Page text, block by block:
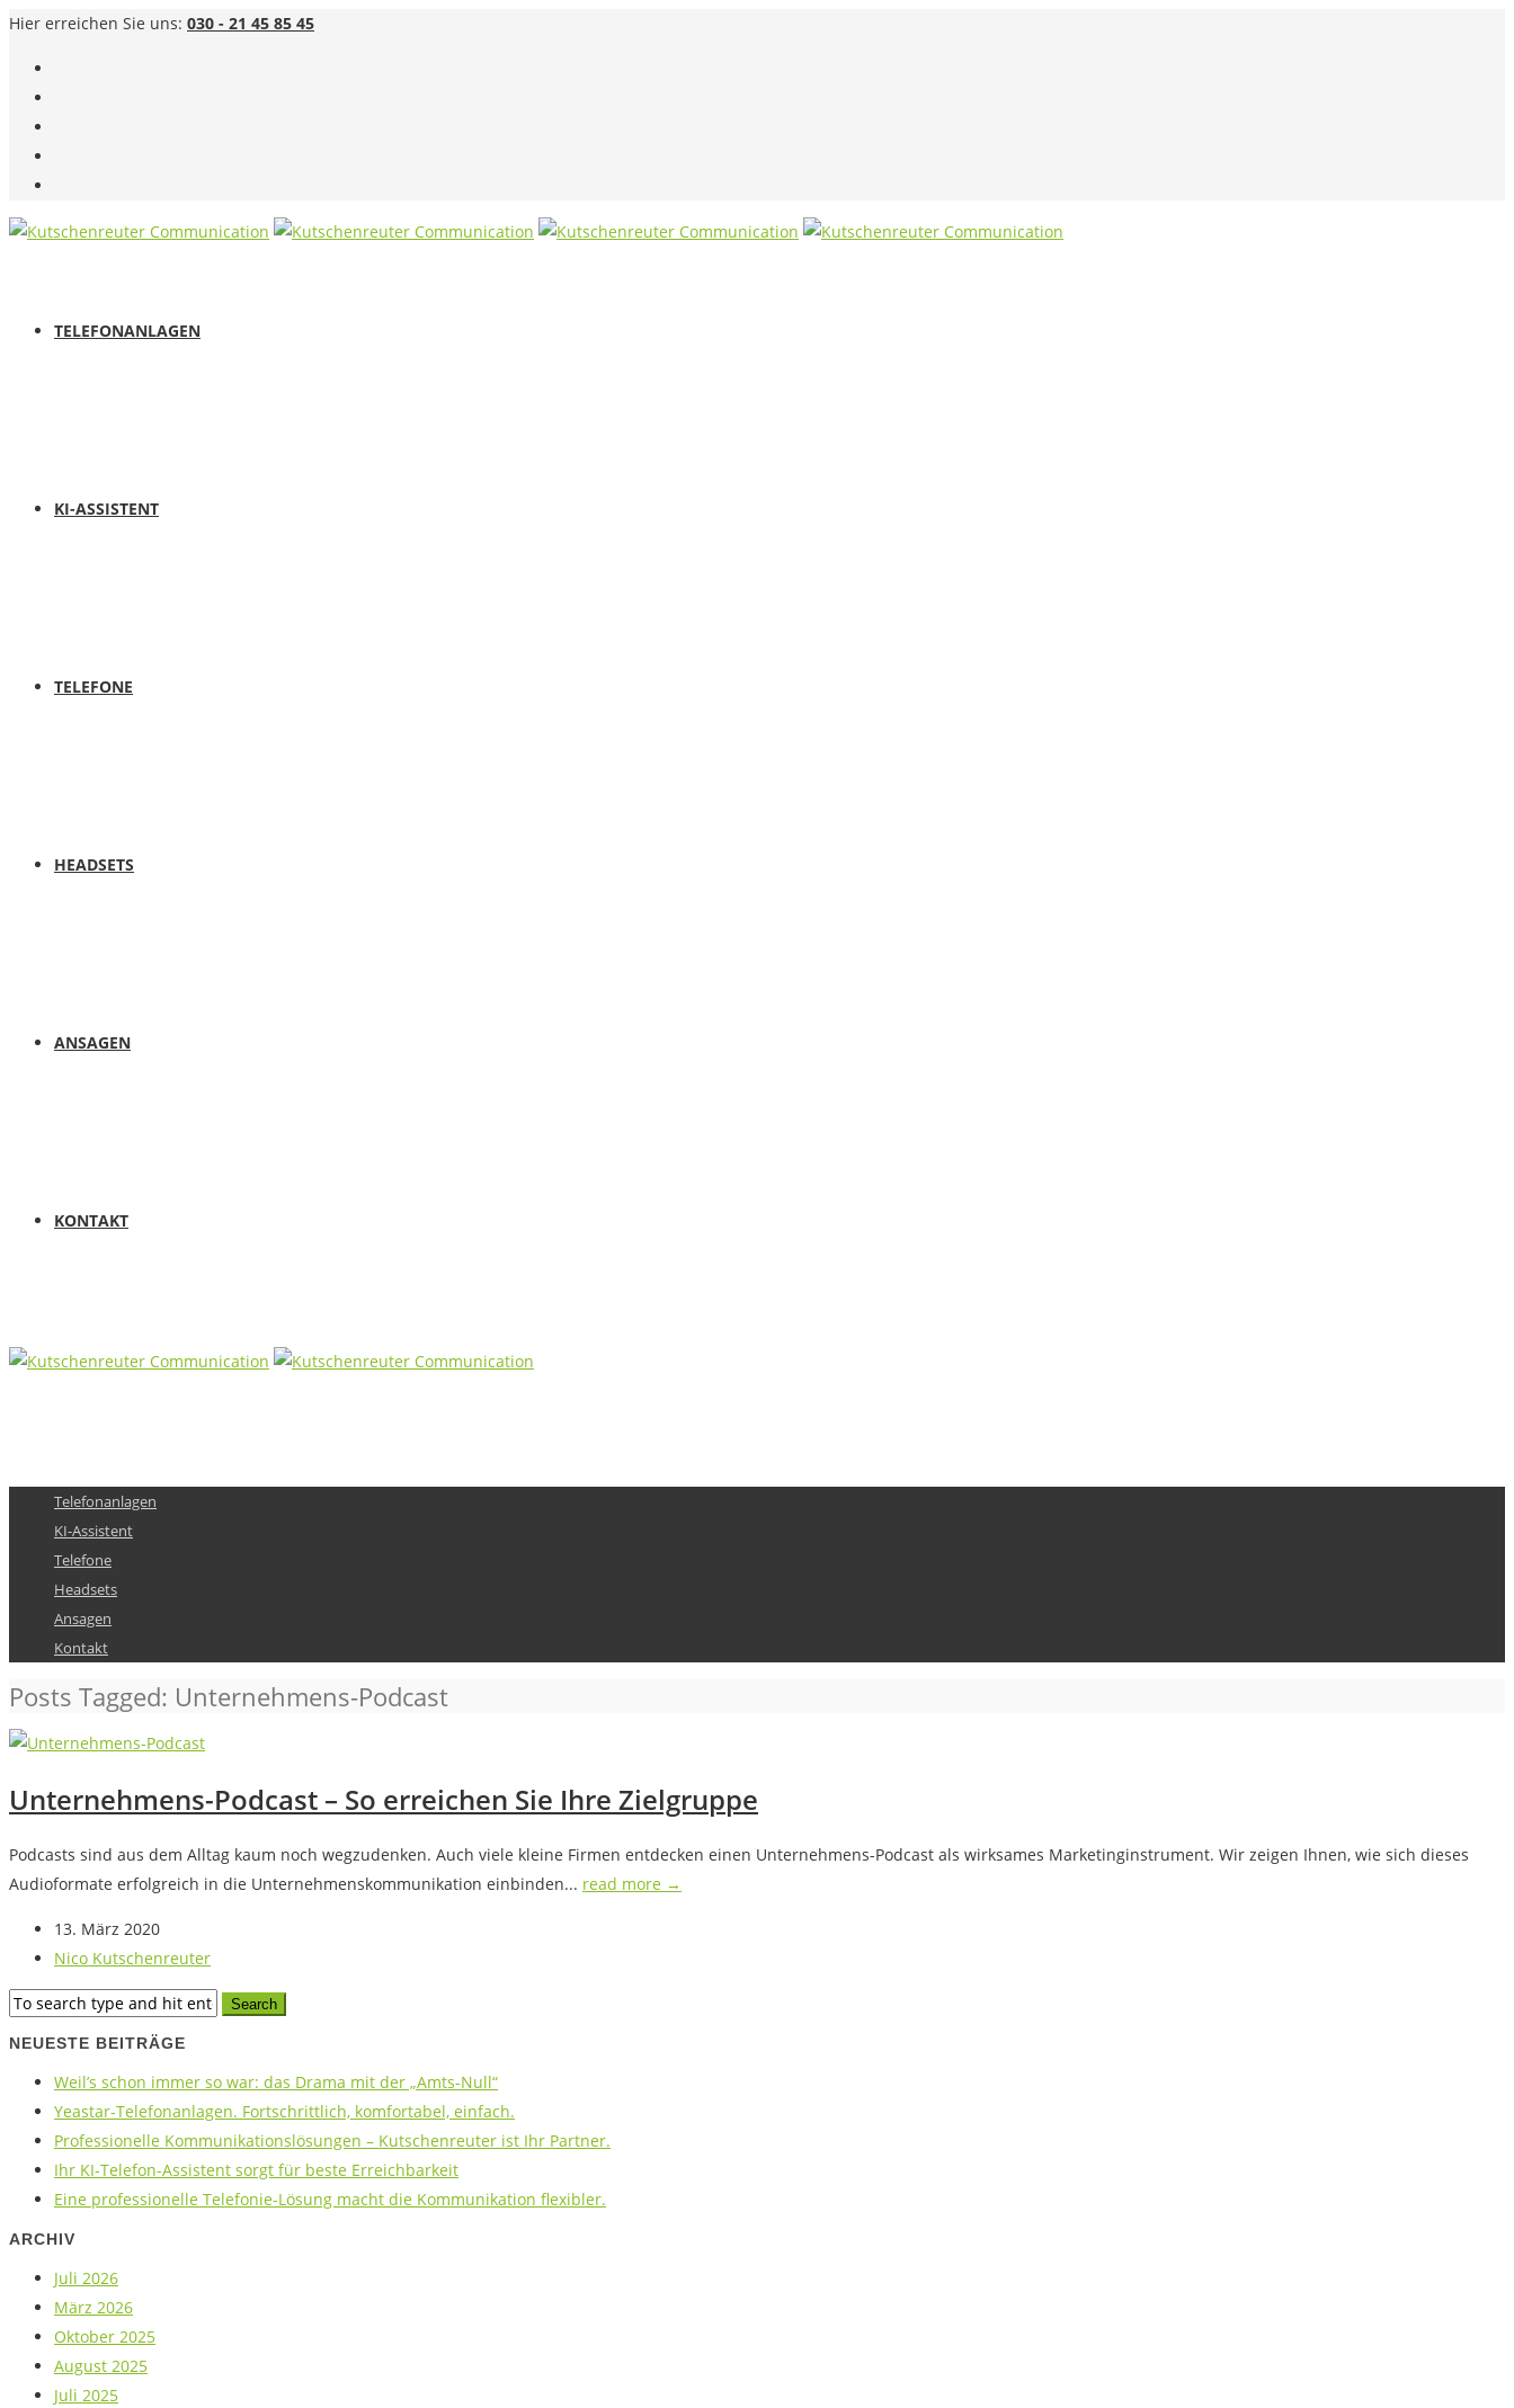
Hier erreichen Sie uns: 030 - 21 45 85 45
TELEFONANLAGEN
KI-ASSISTENT
TELEFONE
HEADSETS
ANSAGEN
KONTAKT
Telefonanlagen
KI-Assistent
Telefone
Headsets
Ansagen
Kontakt
Posts Tagged: Unternehmens-Podcast
Unternehmens-Podcast – So erreichen Sie Ihre Zielgruppe
Podcasts sind aus dem Alltag kaum noch wegzudenken. Auch viele kleine Firmen entdecken einen Unternehmens-Podcast als wirksames Marketinginstrument. Wir zeigen Ihnen, wie sich dieses
Audioformate erfolgreich in die Unternehmenskommunikation einbinden... read more →
13. März 2020
Nico Kutschenreuter
NEUESTE BEITRÄGE
Weil’s schon immer so war: das Drama mit der „Amts-Null“
Yeastar-Telefonanlagen. Fortschrittlich, komfortabel, einfach.
Professionelle Kommunikationslösungen – Kutschenreuter ist Ihr Partner.
Ihr KI-Telefon-Assistent sorgt für beste Erreichbarkeit
Eine professionelle Telefonie-Lösung macht die Kommunikation flexibler.
ARCHIV
Juli 2026
März 2026
Oktober 2025
August 2025
Juli 2025